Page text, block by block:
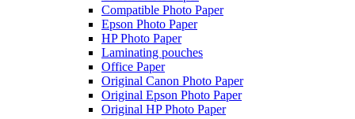
Compatible Photo Paper
Epson Photo Paper
HP Photo Paper
Laminating pouches
Office Paper
Original Canon Photo Paper
Original Epson Photo Paper
Original HP Photo Paper